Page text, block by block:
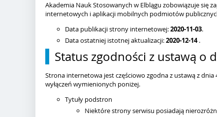
Akademia Nauk Stosowanych w Elblągu zobowiązuje się
internetowych i aplikacji mobilnych podmiotów
Data publikacji strony internetowej:2020-11-03.
Data ostatniej istotnej aktualizacji:2020-12-14.
Status zgodności z ustawą o
Strona internetowa jest częściowo zgodna z ustawą z
wyłączeń wymienionych poniżej.
Tytuły podstron
Niektóre strony serwisu posiadają